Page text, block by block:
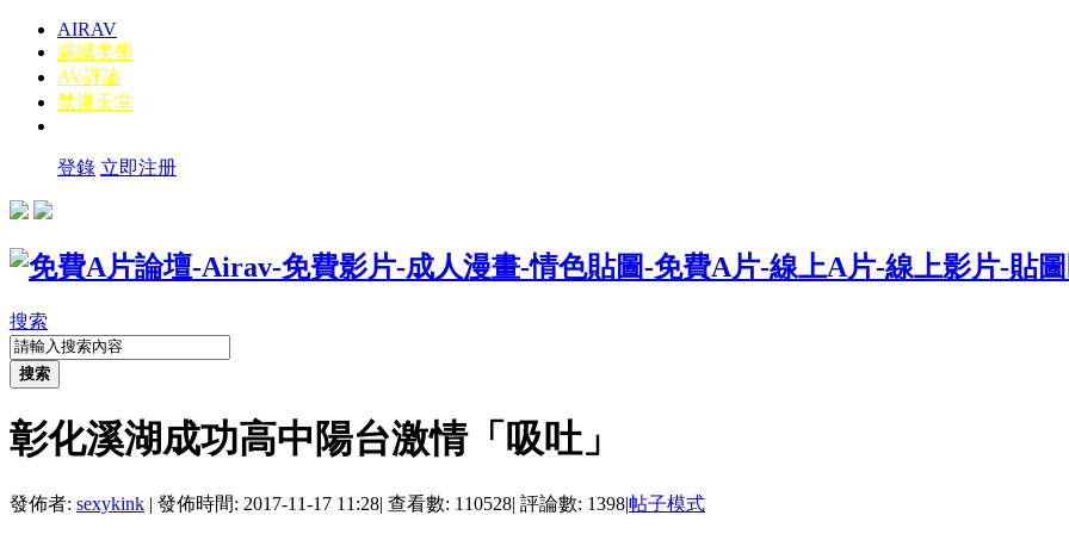
AIRAV
繩縛美學
AV評論
禁漫天堂
登錄 立即注册
搜索
搜索
彰化溪湖成功高中陽台激情「吸吐」
發佈者: sexykink | 發佈時間: 2017-11-17 11:28| 查看數: 110528| 評論數: 1398|帖子模式